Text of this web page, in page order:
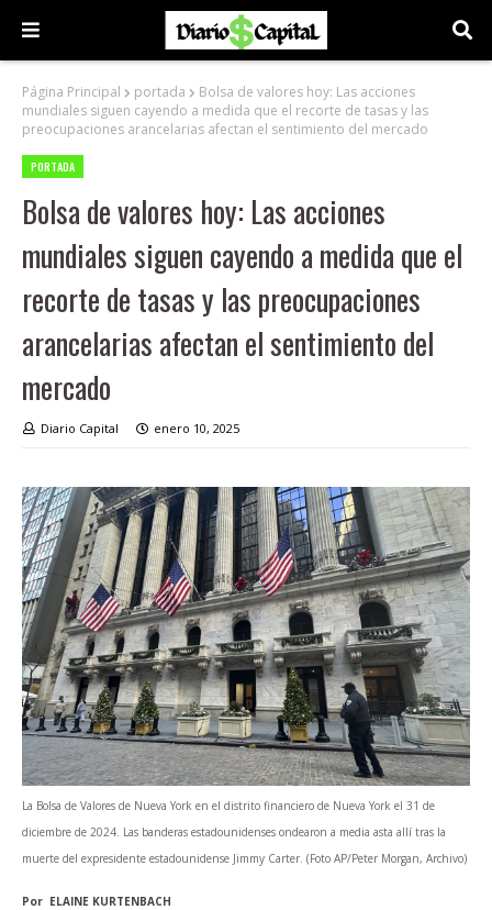
Página Principal portada
Bolsa de valores hoy: Las acciones
mundiales siguen cayendo a medida que el recorte de tasas y las
preocupaciones arancelarias afectan el sentimiento del mercado
PORTADA
Bolsa de valores hoy: Las acciones
mundiales siguen cayendo a medida que el
recorte de tasas y las preocupaciones
arancelarias afectan el sentimiento del
mercado
Diario Capital enero 10, 2025
La Bolsa de Valores de Nueva York en el distrito financiero de Nueva York el 31 de
diciembre de 2024. Las banderas estadounidenses ondearon a media asta allí tras la
muerte del expresidente estadounidense Jimmy Carter. (Foto AP/Peter Morgan, Archivo)
Por ELAINE KURTENBACH